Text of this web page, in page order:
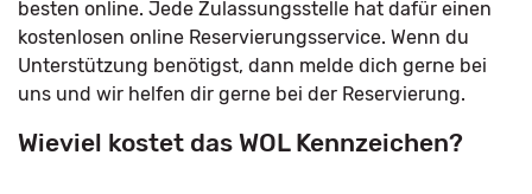
besten online. Jede Zulassungsstelle hat dafür einen
kostenlosen online Reservierungsservice. Wenn du
Unterstützung benötigst, dann melde dich gerne bei
uns und wir helfen dir gerne bei der Reservierung.
Wieviel kostet das WOL Kennzeichen?